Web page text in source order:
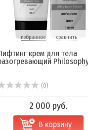
избранное сравнить
крем для тела
(0)
2 000 руб.
В корзину